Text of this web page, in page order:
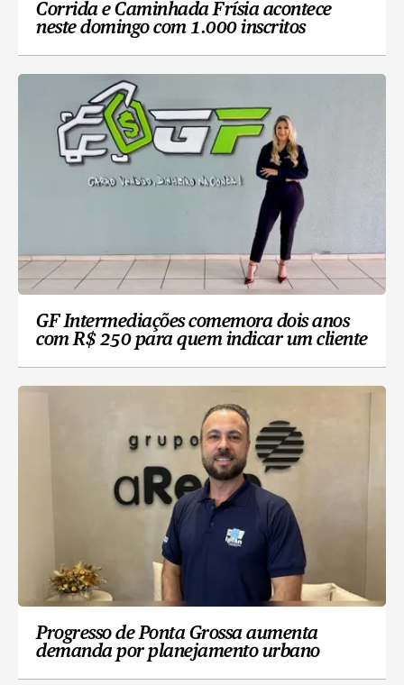
Corrida e Caminhada Frísia acontece
neste domingo com 1.000 inscritos
GF Intermediações comemora dois anos
com R$ 250 para quem indicar um cliente
Progresso de Ponta Grossa aumenta
demanda por planejamento urbano